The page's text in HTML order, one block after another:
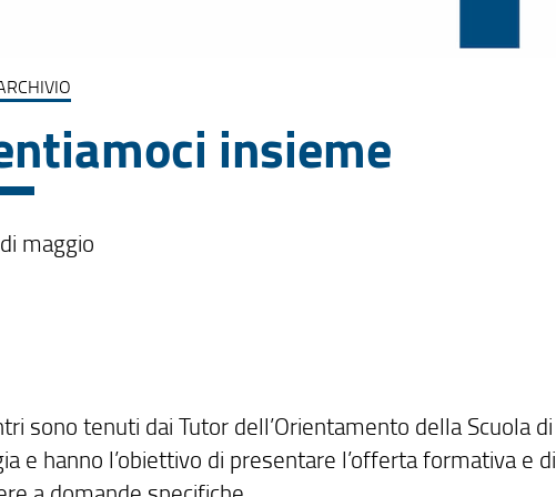
insieme
maggio
sono tenuti dai Tutor dell’Orientamento della Scuola di
e hanno l’obiettivo di presentare l’offerta formativa e di